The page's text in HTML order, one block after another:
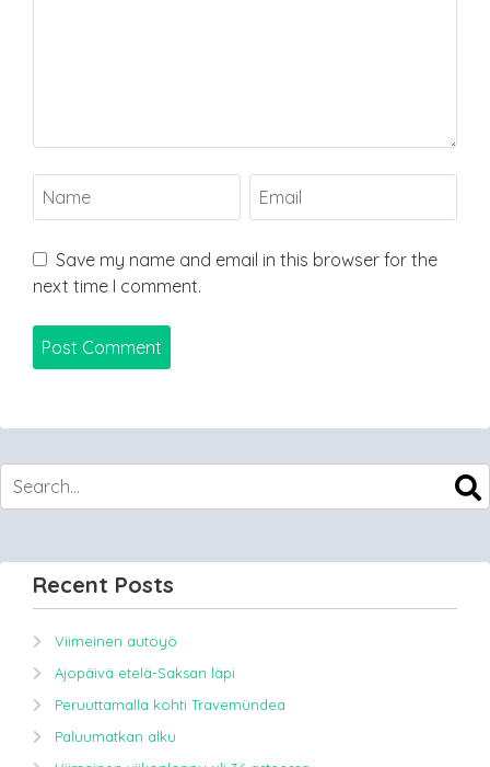
Save my name and email in this browser for the
next time I comment.
Recent Posts
Viimeinen autoyö
Ajopäivä etelä-Saksan läpi
Peruuttamalla kohti Travemündea
Paluumatkan alku